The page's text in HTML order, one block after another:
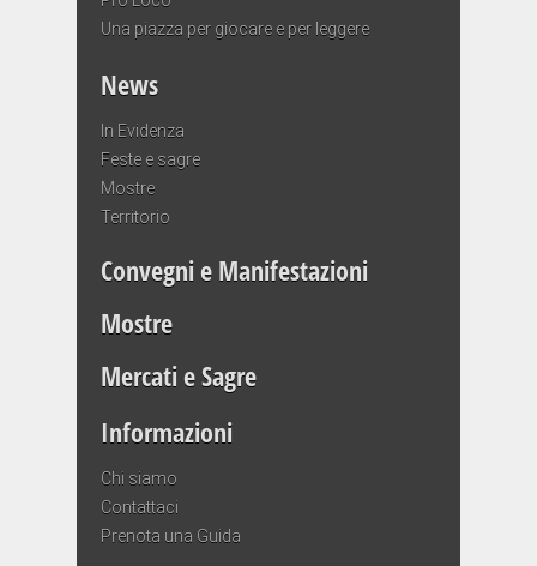
Una piazza per giocare e per leggere
News
In Evidenza
Feste e sagre
Mostre
Territorio
Convegni e Manifestazioni
Mostre
Mercati e Sagre
Informazioni
Chi siamo
Contattaci
Prenota una Guida